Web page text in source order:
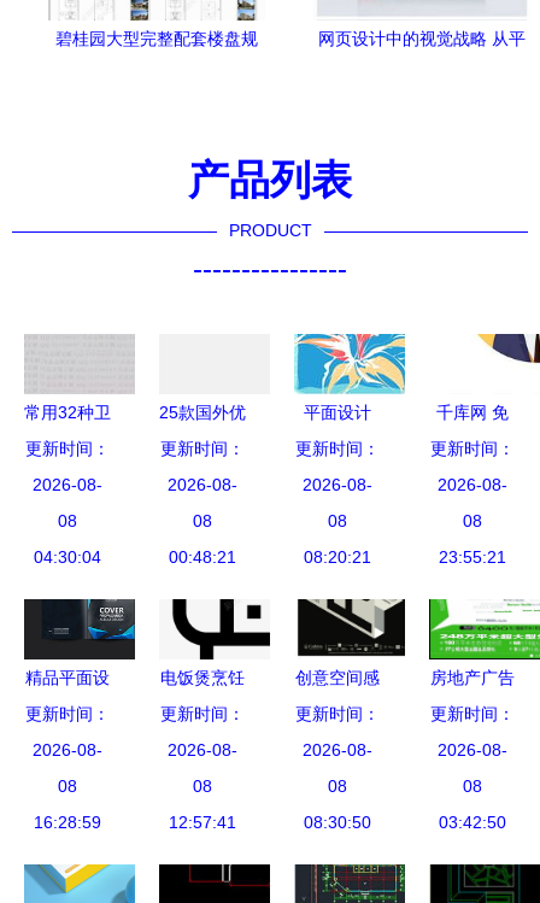
碧桂园大型完整配套楼盘规
网页设计中的视觉战略 从平
产品列表
PRODUCT
----------------
常用32种卫
生间平面优
化套路，设
计师必备！
更新时间：
2026-08-
08
04:30:04
25款国外优
秀平面设计
作品欣赏
更新时间：
2026-08-
08
00:48:21
平面设计
视觉世界的
哲匠之舞
更新时间：
2026-08-
08
08:20:21
千库网 免
费平面设计
头像素材与
网页设计灵
感指南
更新时间：
2026-08-
08
23:55:21
精品平面设
计图 从素
材库到创意
呈现的完整
路径
更新时间：
2026-08-
08
16:28:59
电饭煲烹饪
食品与饮料
直列式图标
多元创意素
材在平面与
更新时间：
2026-08-
08
12:57:41
创意空间感
海报设计
网页设计的
视觉新维度
更新时间：
2026-08-
08
08:30:50
房地产广告
设计中的版
面编排技巧
打造迷人的
报刊视觉剧
更新时间：
2026-08-
08
03:42:50